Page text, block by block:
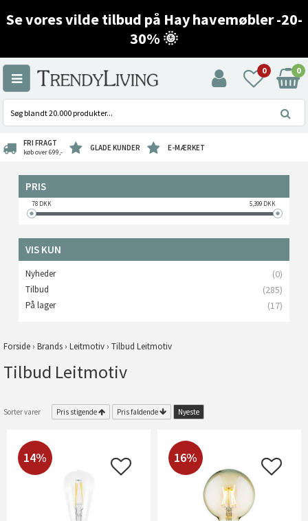
Se vores vilde tilbud på Hay havemøbler -20-
30% 🌞
0 0
FRI FRAGT
køb over 699,- GLADE KUNDER E-MÆRKET
PRIS
78DKK 5,399DKK
VIS KUN
Nyheder (0)
Tilbud (285)
På lager (17)
Forside › Brands › Leitmotiv › Tilbud Leitmotiv
Tilbud Leitmotiv
Sorter varer Pris stigende Pris faldende Nyeste
14% 16%